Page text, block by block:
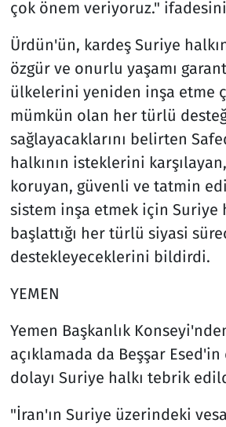
çok önem veriyoruz."
Ürdün'ün, kardeş Suriye
özgür ve onurlu yaşamı
ülkelerini yeniden inşa etme
mümkün olan her türlü
sağlayacaklarını belirten
halkının isteklerini
koruyan, güvenli ve tatmin
sistem inşa etmek için Suriye
başlattığı her türlü siyasi
destekleyeceklerini bildirdi.
YEMEN
Yemen Başkanlık
açıklamada da Beşşar
dolayı Suriye halkı tebrik
"İran'ın Suriye üzerindeki